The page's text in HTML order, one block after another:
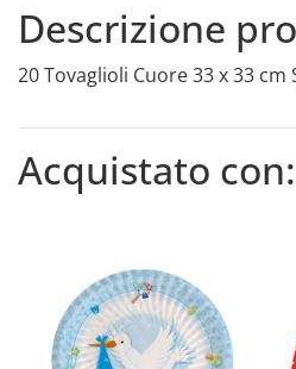
Descrizione
20 Tovaglioli Cuore 33 x 33 cm
Acquistato con: